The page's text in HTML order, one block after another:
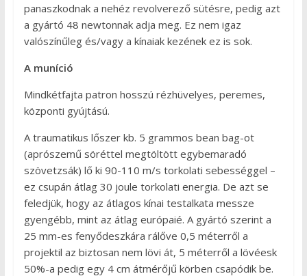
panaszkodnak a nehéz revolverező sütésre, pedig azt
a gyártó 48 newtonnak adja meg. Ez nem igaz
valószínűleg és/vagy a kínaiak kezének ez is sok.
A muníció
Mindkétfajta patron hosszú rézhüvelyes, peremes,
központi gyújtású.
A traumatikus lőszer kb. 5 grammos bean bag-ot
(aprószemű söréttel megtöltött egybemaradó
szövetzsák) lő ki 90-110 m/s torkolati sebességgel –
ez csupán átlag 30 joule torkolati energia. De azt se
feledjük, hogy az átlagos kínai testalkata messze
gyengébb, mint az átlag európaié. A gyártó szerint a
25 mm-es fenyődeszkára rálőve 0,5 méterről a
projektil az biztosan nem lövi át, 5 méterről a lövéesk
50%-a pedig egy 4 cm átmérőjű körben csapódik be.